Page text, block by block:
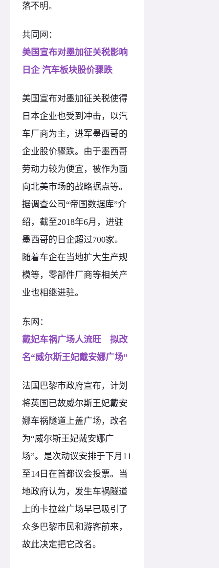
落不明。
共同网：
美国宣布对墨加征关税影响
日企 汽车板块股价骤跌
美国宣布对墨加征关税使得
日本企业也受到冲击，以汽
车厂商为主，进军墨西哥的
企业股价骤跌。由于墨西哥
劳动力较为便宜，被作为面
向北美市场的战略据点等。
据调查公司“帝国数据库”介
绍，截至2018年6月，进驻
墨西哥的日企超过700家。
随着车企在当地扩大生产规
模等，零部件厂商等相关产
业也相继进驻。
东网：
戴妃车祸广场人流旺 拟改
名“威尔斯王妃戴安娜广场”
法国巴黎市政府宣布，计划
将英国已故威尔斯王妃戴安
娜车祸隧道上盖广场，改名
为“威尔斯王妃戴安娜广
场”。是次动议安排于下月11
至14日在首都议会投票。当
地政府认为，发生车祸隧道
上的卡拉丝广场早已吸引了
众多巴黎市民和游客前来，
故此决定把它改名。